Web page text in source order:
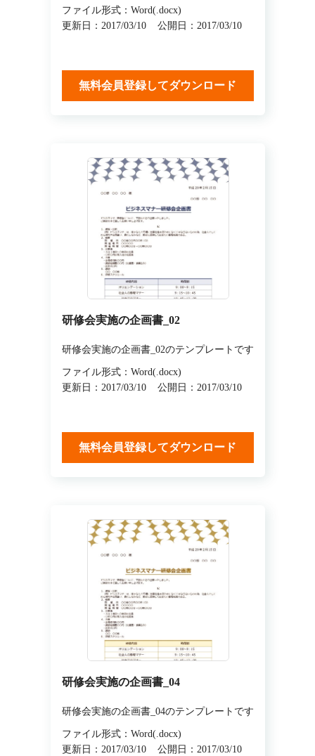
ファイル形式：Word(.docx)
更新日：2017/03/10
公開日：2017/03/10
無料会員登録してダウンロード
研修会実施の企画書_02
研修会実施の企画書_02のテンプレートです
ファイル形式：Word(.docx)
更新日：2017/03/10
公開日：2017/03/10
無料会員登録してダウンロード
研修会実施の企画書_04
研修会実施の企画書_04のテンプレートです
ファイル形式：Word(.docx)
更新日：2017/03/10
公開日：2017/03/10